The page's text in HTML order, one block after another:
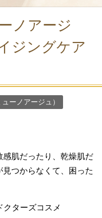
ノアージ
ジングケア
ーノアージュ）
肌だったり、乾燥肌だ
つからなくて、困った
クターズコスメ